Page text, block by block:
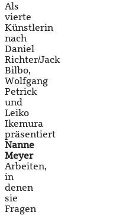
Als
vierte
Künstlerin
nach
Daniel
Richter/Jack
Bilbo,
Wolfgang
Petrick
und
Leiko
Ikemura
präsentiert
Nanne
Meyer
Arbeiten,
in
denen
sie
Fragen